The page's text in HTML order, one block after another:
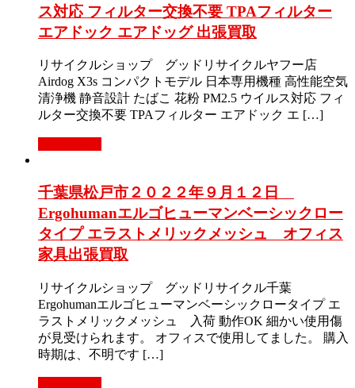
ス対応 フィルター交換不要 TPAフィルター
エアドック エアドッグ 出張買取
リサイクルショップ グッドリサイクルヤフー店
Airdog X3s コンパクトモデル 日本専用機種 高性能空気
清浄機 静音設計 たばこ 花粉 PM2.5 ウイルス対応 フィ
ルター交換不要 TPAフィルター エアドック エ […]
千葉県松戸市２０２２年９月１２日
Ergohumanエルゴヒューマンベーシックロー
タイプ エラストメリックメッシュ オフィス
家具出張買取
リサイクルショップ グッドリサイクル千葉
Ergohumanエルゴヒューマンベーシックロータイプ エ
ラストメリックメッシュ 入荷 動作OK 細かい使用傷
が見受けられます。 オフィスで使用してました。 購入
時期は、不明です […]